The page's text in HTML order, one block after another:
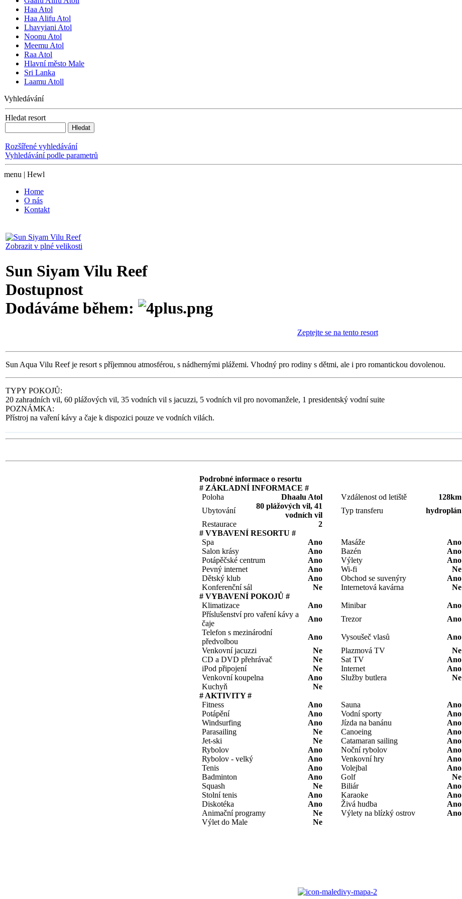
Haa Atol
Haa Alifu Atol
Lhavyiani Atol
Noonu Atol
Meemu Atol
Raa Atol
Hlavní město Male
Sri Lanka
Laamu Atoll
Vyhledávání
Hledat resort
Rozšířené vyhledávání
Vyhledávání podle parametrů
menu | Hewl
Home
O nás
Kontakt
Zobrazit v plné velikosti
Sun Siyam Vilu Reef
Dostupnost
Dodáváme během:
Zeptejte se na tento resort
Sun Aqua Vilu Reef je resort s příjemnou atmosférou, s nádhernými plážemi. Vhodný pro rodiny s dětmi, ale i pro romantickou dovolenou.
TYPY POKOJŮ:
20 zahradních vil, 60 plážových vil, 35 vodních vil s jacuzzi, 5 vodních vil pro novomanžele, 1 presidentský vodní suite
POZNÁMKA:
Přístroj na vaření kávy a čaje k dispozici pouze ve vodních vilách.
Podrobné informace o resortu
# ZÁKLADNÍ INFORMACE #
Poloha
Dhaalu Atol Vzdálenost od letiště
128km
Ubytování
80 plážových vil, 41
vodních vil
Typ transferu
hydroplán
Restaurace
2
# VYBAVENÍ RESORTU #
Spa
Ano Masáže
Ano
Salon krásy
Ano Bazén
Ano
Potápěčské centrum
Ano Výlety
Ano
Pevný internet
Ano Wi-fi
Ne
Dětský klub
Ano Obchod se suvenýry
Ano
Konferenční sál
Ne Internetová kavárna
Ne
# VYBAVENÍ POKOJŮ #
Klimatizace
Ano Minibar
Ano
Příslušenství pro vaření kávy a
čaje
Ano Trezor
Ano
Telefon s mezinárodní
předvolbou
Ano Vysoušeč vlasů
Ano
Venkovní jacuzzi
Ne Plazmová TV
Ne
CD a DVD přehrávač
Ne Sat TV
Ano
iPod připojení
Ne Internet
Ano
Venkovní koupelna
Ano Služby butlera
Ne
Kuchyň
Ne
# AKTIVITY #
Fitness
Ano Sauna
Ano
Potápění
Ano Vodní sporty
Ano
Windsurfing
Ano Jízda na banánu
Ano
Parasailing
Ne Canoeing
Ano
Jet-ski
Ne Catamaran sailing
Ano
Rybolov
Ano Noční rybolov
Ano
Rybolov - velký
Ano Venkovní hry
Ano
Tenis
Ano Volejbal
Ano
Badminton
Ano Golf
Ne
Squash
Ne Biliár
Ano
Stolní tenis
Ano Karaoke
Ano
Diskotéka
Ano Živá hudba
Ano
Animační programy
Ne Výlety na blízký ostrov
Ano
Výlet do Male
Ne